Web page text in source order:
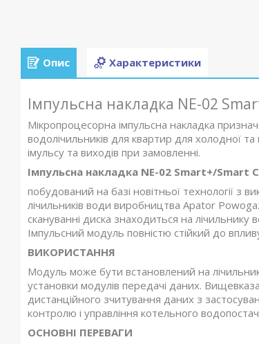
Опис Характеристики
Імпульсна накладка NE-02
Мікропроцесорна імпульсна накладка
водолічильників для квартир для холодної
імульсу та виходів при замовленні.
Імпульсна накладка NE-02 Smart+/Smart C
побудований на базі новітньої технології з
лічильників води виробництва Apator
скануванні диска знаходиться на
Імпульсний модуль повністю стійкий до
ВИКОРИСТАННЯ
Модуль може бути встановлений на
установки модулів передачі даних.
дистанційного зчитування даних з
контролю і управління котельного
ОСНОВНІ ПЕРЕВАГИ